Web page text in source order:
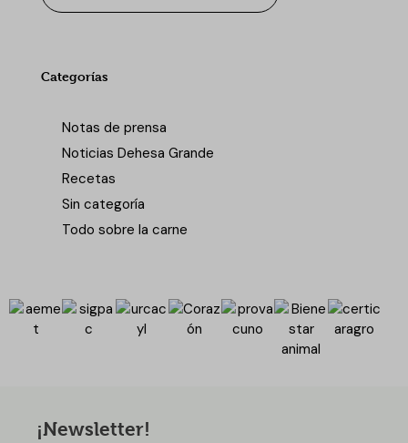
Categorías
Notas de prensa
Noticias Dehesa Grande
Recetas
Sin categoría
Todo sobre la carne
¡Newsletter!